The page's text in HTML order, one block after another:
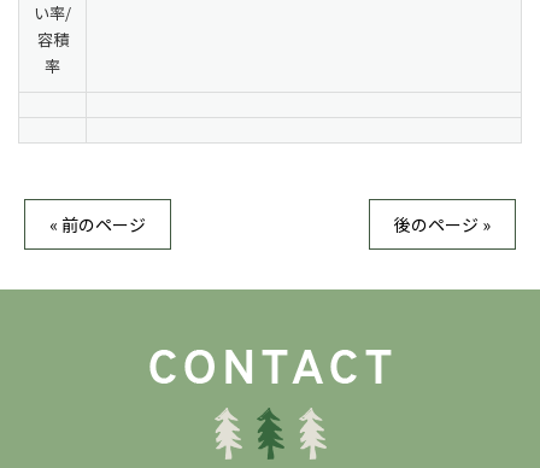
い率/
容積
率
« 前のページ 後のページ »